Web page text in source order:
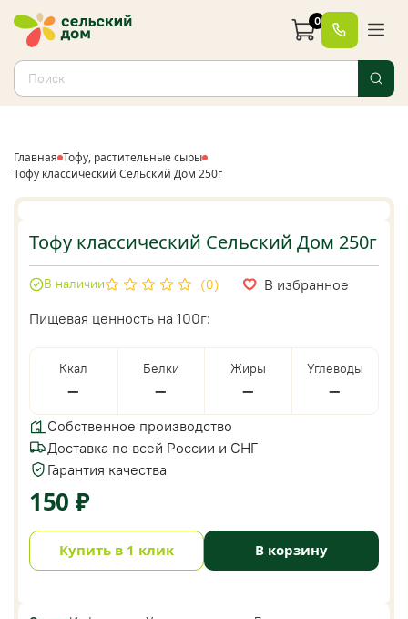
0
Главная Тофу, растительные сыры
Тофу классический Сельский Дом 250г
Тофу классический Сельский Дом 250г
(0) В избранное
В наличии
Пищевая ценность на 100г:
Ккал
—
Белки
—
Жиры
—
Углеводы
—
Собственное производство
Доставка по всей России и СНГ
Гарантия качества
150 ₽
В корзину
Купить в 1 клик